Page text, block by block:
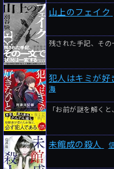
山上のフェイク
残された手記、その
犯人はキミが好
海
「お前が謎を解く
未館成の殺人